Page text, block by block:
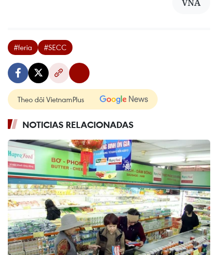
VNA
#feria #SECC
Theo dõi VietnamPlus
NOTICIAS RELACIONADAS